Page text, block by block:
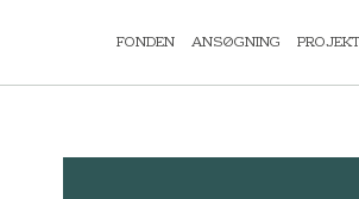
FONDEN ANSØGNING